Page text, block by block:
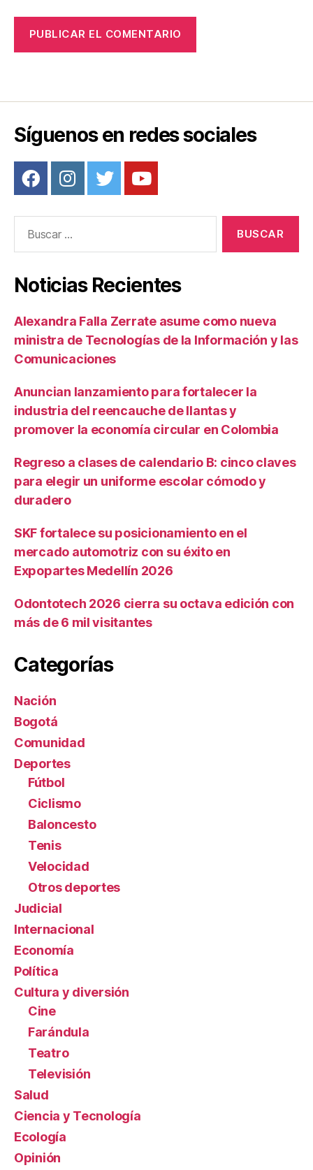
Síguenos en redes sociales
Noticias Recientes
Alexandra Falla Zerrate asume como nueva
ministra de Tecnologías de la Información y las
Comunicaciones
Anuncian lanzamiento para fortalecer la
industria del reencauche de llantas y
promover la economía circular en Colombia
Regreso a clases de calendario B: cinco claves
para elegir un uniforme escolar cómodo y
duradero
SKF fortalece su posicionamiento en el
mercado automotriz con su éxito en
Expopartes Medellín 2026
Odontotech 2026 cierra su octava edición con
más de 6 mil visitantes
Categorías
Nación
Bogotá
Comunidad
Deportes
Fútbol
Ciclismo
Baloncesto
Tenis
Velocidad
Otros deportes
Judicial
Internacional
Economía
Política
Cultura y diversión
Cine
Farándula
Teatro
Televisión
Salud
Ciencia y Tecnología
Ecología
Opinión